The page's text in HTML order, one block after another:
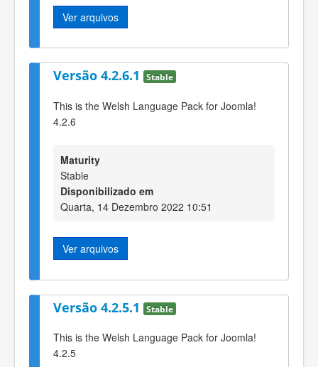
Ver arquivos
Versão 4.2.6.1 Stable
This is the Welsh Language Pack for Joomla!
4.2.6
Maturity
Stable
Disponibilizado em
Quarta, 14 Dezembro 2022 10:51
Ver arquivos
Versão 4.2.5.1 Stable
This is the Welsh Language Pack for Joomla!
4.2.5